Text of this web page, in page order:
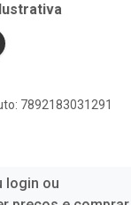
7892183031291
login ou